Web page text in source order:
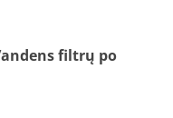
filtrų po